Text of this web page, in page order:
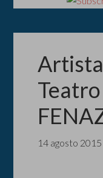
14 agosto 2015